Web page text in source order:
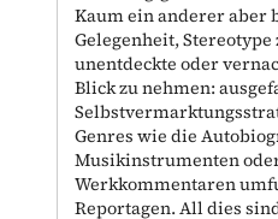
Kaum ein anderer aber
Gelegenheit,
unentdeckte oder
Blick zu nehmen:
Genres wie die
Musikinstrumenten
Werkkommentaren
Reportagen. All dies